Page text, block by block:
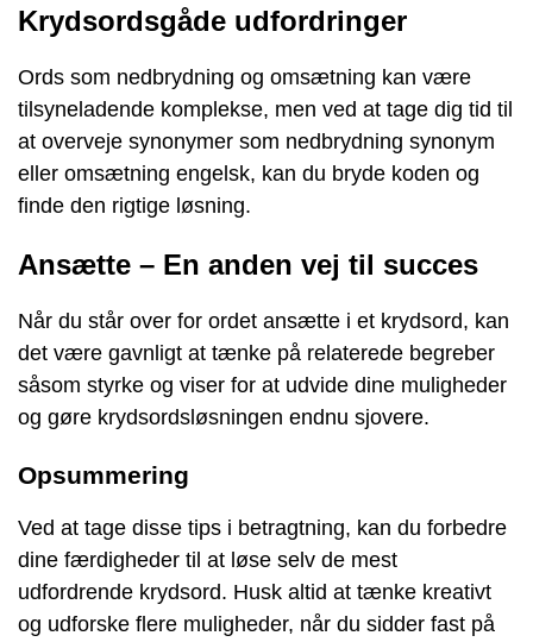
Krydsordsgåde udfordringer
Ords som nedbrydning og omsætning kan være
tilsyneladende komplekse, men ved at tage dig tid til
at overveje synonymer som nedbrydning synonym
eller omsætning engelsk, kan du bryde koden og
finde den rigtige løsning.
Ansætte – En anden vej til succes
Når du står over for ordet ansætte i et krydsord, kan
det være gavnligt at tænke på relaterede begreber
såsom styrke og viser for at udvide dine muligheder
og gøre krydsordsløsningen endnu sjovere.
Opsummering
Ved at tage disse tips i betragtning, kan du forbedre
dine færdigheder til at løse selv de mest
udfordrende krydsord. Husk altid at tænke kreativt
og udforske flere muligheder, når du sidder fast på